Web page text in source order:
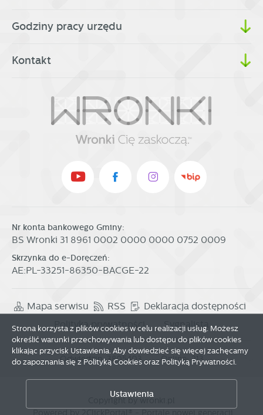
Godziny pracy urzędu
Kontakt
Nr konta bankowego Gminy:
BS Wronki 31 8961 0002 0000 0000 0752 0009
Skrzynka do e-Doręczeń:
AE:PL-33251-86350-BACGE-22
Mapa serwisu RSS
Deklaracja dostępności
Polityka prywatności
Sygnalista
Odwiedzin: 3805403 Online: 213
Strona korzysta z plików cookies w celu realizacji usług. Możesz
określić warunki przechowywania lub dostępu do plików cookies
klikając przycisk Ustawienia. Aby dowiedzieć się więcej zachęcamy
do zapoznania się z Polityką Cookies oraz Polityką Prywatności.
Ustawienia
Zapisz wybrane